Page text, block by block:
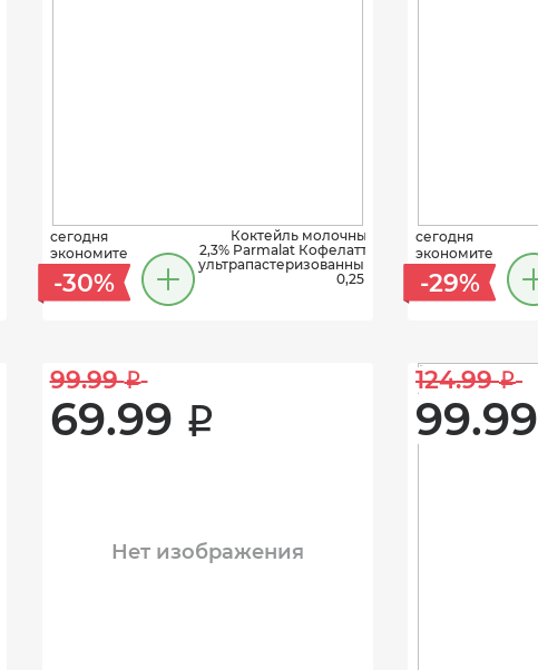
сегодня
экономите
-30%
Коктейль молочный
2,3% Parmalat Кофелатте
ультрапастеризованный,
0,25 л
сегодня
экономите
-29%
99.99 i
69.99 i
Нет изображения
124.99 i
99.99